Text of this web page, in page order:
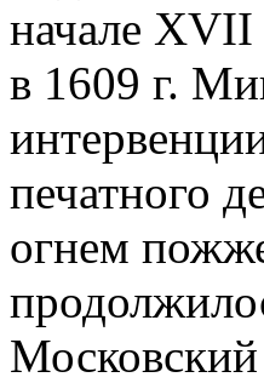
начале
в 1609 г.
печатного
огнем